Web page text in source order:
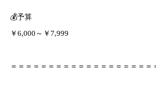
💰予算
￥6,000～￥7,999
＝＝＝＝＝＝＝＝＝＝＝＝＝＝＝＝＝＝＝